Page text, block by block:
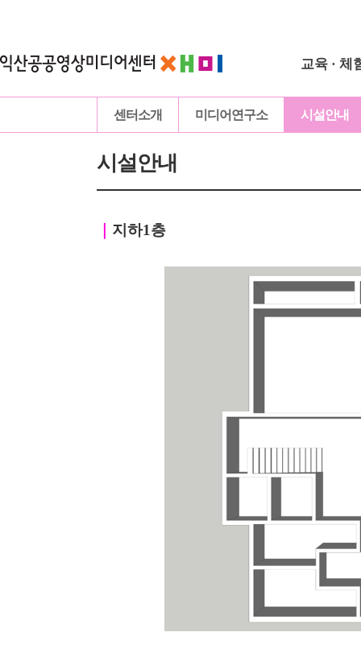
교육 · 체
센터소개 미디어연구소 시설안내
시설안내
지하1층